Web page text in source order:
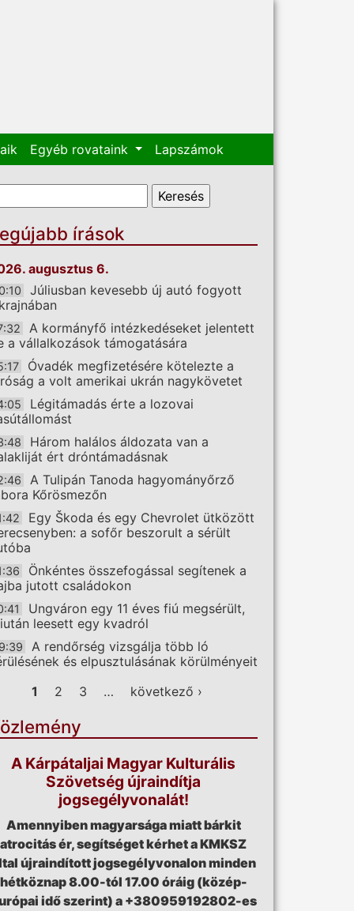
Egyéb rovataink Lapszámok
űrlap
írások
augusztus 6.
Júliusban kevesebb új autó fogyott
A kormányfő intézkedéseket jelentett
a vállalkozások támogatására
Óvadék megfizetésére kötelezte a
a volt amerikai ukrán nagykövetet
Légitámadás érte a lozovai
Három halálos áldozata van a
ért dróntámadásnak
A Tulipán Tanoda hagyományőrző
Kőrösmezőn
Egy Škoda és egy Chevrolet ütközött
a sofőr beszorult a sérült
Önkéntes összefogással segítenek a
jutott családokon
Ungváron egy 11 éves fiú megsérült,
leesett egy kvadról
A rendőrség vizsgálja több ló
és elpusztulásának körülményeit
Oldalak
1 2 3 … következő ›
A Kárpátaljai Magyar Kulturális
Szövetség újraindítja
jogsegélyvonalát!
Amennyiben magyarsága miatt bárkit
atrocitás ér, segítséget kérhet a KMKSZ
újraindított jogsegélyvonalon minden
hétköznap 8.00-tól 17.00 óráig (közép-
idő szerint) a +380959192802-es